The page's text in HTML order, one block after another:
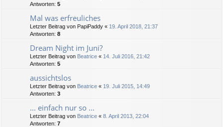
Antworten: 5
Mal was erfreuliches
Letzter Beitrag von PapiPaddy « 19. April 2018, 21:37
Antworten: 8
Dream Night im Juni?
Letzter Beitrag von Beatrice « 14. Juli 2016, 21:42
Antworten: 5
aussichtslos
Letzter Beitrag von Beatrice « 19. Juli 2015, 14:49
Antworten: 3
... einfach nur so ...
Letzter Beitrag von Beatrice « 8. April 2013, 22:04
Antworten: 7